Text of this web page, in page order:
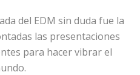
del EDM sin duda fue la
las presentaciones
para hacer vibrar el